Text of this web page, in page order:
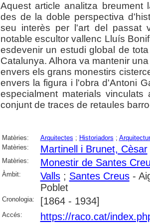
Aquest article analitza breument
des de la doble perspectiva
seu interès per l'art del passat
notable escultor vallenc Lluís
esdevenir un estudi global de
Catalunya. Alhora va mantenir
envers els grans monestirs
envers la figura i l'obra d'Antoni
especialment materials
conjunt de traces de retaules
Matèries: Arquitectes ; Historiadors ;
Matèries:
Martinell i Brunet, Cèsar
Matèries: Monestir de Santes
Àmbit: Valls; Santes Creus-
Poblet
Cronologia: [1864 - 1934]
Accés: https://raco.cat/